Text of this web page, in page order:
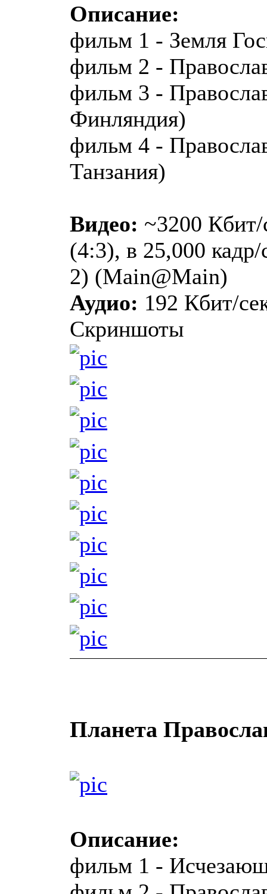
Описание:
фильм 1 - Земля
фильм 2 -
фильм 3 -
Финляндия)
фильм 4 -
Танзания)
Видео: ~3200
(4:3), в 25,000
2) (Main@Main)
Аудио: 192 Кбит/
Скриншоты
Планета
Описание:
фильм 1 -